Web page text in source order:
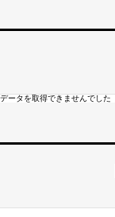
データを取得できませんでした